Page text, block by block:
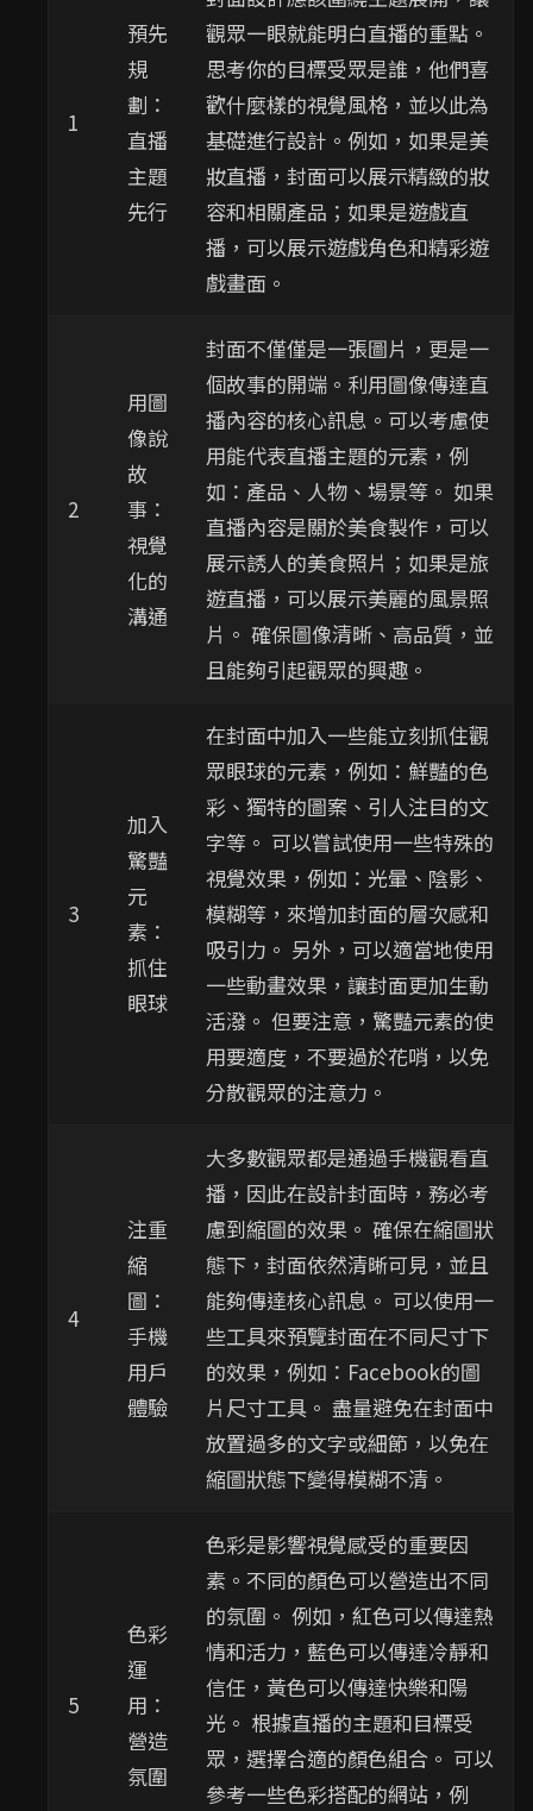
1
預先
規
劃：
直播
主題
先行
觀眾一眼就能明白直播的重點。
思考你的目標受眾是誰，他們喜
歡什麼樣的視覺風格，並以此為
基礎進行設計。例如，如果是美
妝直播，封面可以展示精緻的妝
容和相關產品；如果是遊戲直
播，可以展示遊戲角色和精彩遊
戲畫面。
2
用圖
像說
故
事：
視覺
化的
溝通
封面不僅僅是一張圖片，更是一
個故事的開端。利用圖像傳達直
播內容的核心訊息。可以考慮使
用能代表直播主題的元素，例
如：產品、人物、場景等。 如果
直播內容是關於美食製作，可以
展示誘人的美食照片；如果是旅
遊直播，可以展示美麗的風景照
片。 確保圖像清晰、高品質，並
且能夠引起觀眾的興趣。
3
加入
驚豔
元
素：
抓住
眼球
在封面中加入一些能立刻抓住觀
眾眼球的元素，例如：鮮豔的色
彩、獨特的圖案、引人注目的文
字等。 可以嘗試使用一些特殊的
視覺效果，例如：光暈、陰影、
模糊等，來增加封面的層次感和
吸引力。 另外，可以適當地使用
一些動畫效果，讓封面更加生動
活潑。 但要注意，驚豔元素的使
用要適度，不要過於花哨，以免
分散觀眾的注意力。
4
注重
縮
圖：
手機
用戶
體驗
大多數觀眾都是通過手機觀看直
播，因此在設計封面時，務必考
慮到縮圖的效果。 確保在縮圖狀
態下，封面依然清晰可見，並且
能夠傳達核心訊息。 可以使用一
些工具來預覽封面在不同尺寸下
的效果，例如：Facebook的圖
片尺寸工具。 盡量避免在封面中
放置過多的文字或細節，以免在
縮圖狀態下變得模糊不清。
5
色彩
運
用：
營造
氛圍
色彩是影響視覺感受的重要因
素。不同的顏色可以營造出不同
的氛圍。 例如，紅色可以傳達熱
情和活力，藍色可以傳達冷靜和
信任，黃色可以傳達快樂和陽
光。 根據直播的主題和目標受
眾，選擇合適的顏色組合。 可以
參考一些色彩搭配的網站，例